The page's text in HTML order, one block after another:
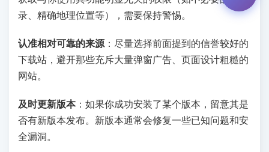
录、精确地理位置等），需要保持警惕。
认准相对可靠的来源 ：尽量选择前面提到的信誉较好的
下载站，避开那些充斥大量弹窗广告、页面设计粗糙的
网站。
及时更新版本：如果你成功安装了某个版本，留意其是
否有新版本发布。新版本通常会修复一些已知问题和安
全漏洞。